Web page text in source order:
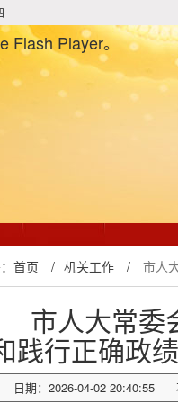
Flash Player。
首页 / 机关工作 / 市人
市人大常委
践行正确政
日期：2026-04-02 20:40:55